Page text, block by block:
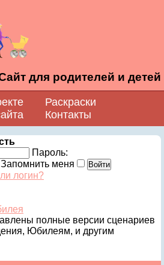
для родителей и детей
Раскраски
Контакты
Пароль:
Запомнить меня
логин?
полные версии сценариев
Юбилеям, и другим